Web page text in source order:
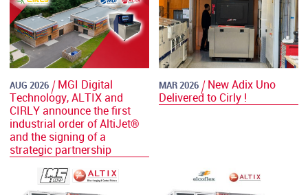
AUG 2026
MGI Digital
Technology, ALTIX and
CIRLY announce the first
industrial order of AltiJet®
and the signing of a
strategic partnership
MAR 2026
New Adix Uno
Delivered to Cirly !